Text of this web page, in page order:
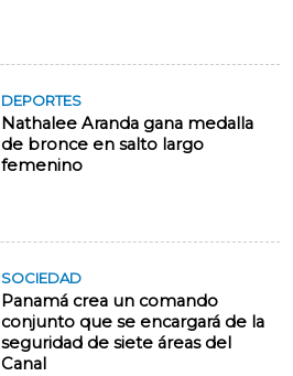
DEPORTES
Nathalee Aranda gana medalla
de bronce en salto largo
femenino
SOCIEDAD
Panamá crea un comando
conjunto que se encargará de la
seguridad de siete áreas del
Canal